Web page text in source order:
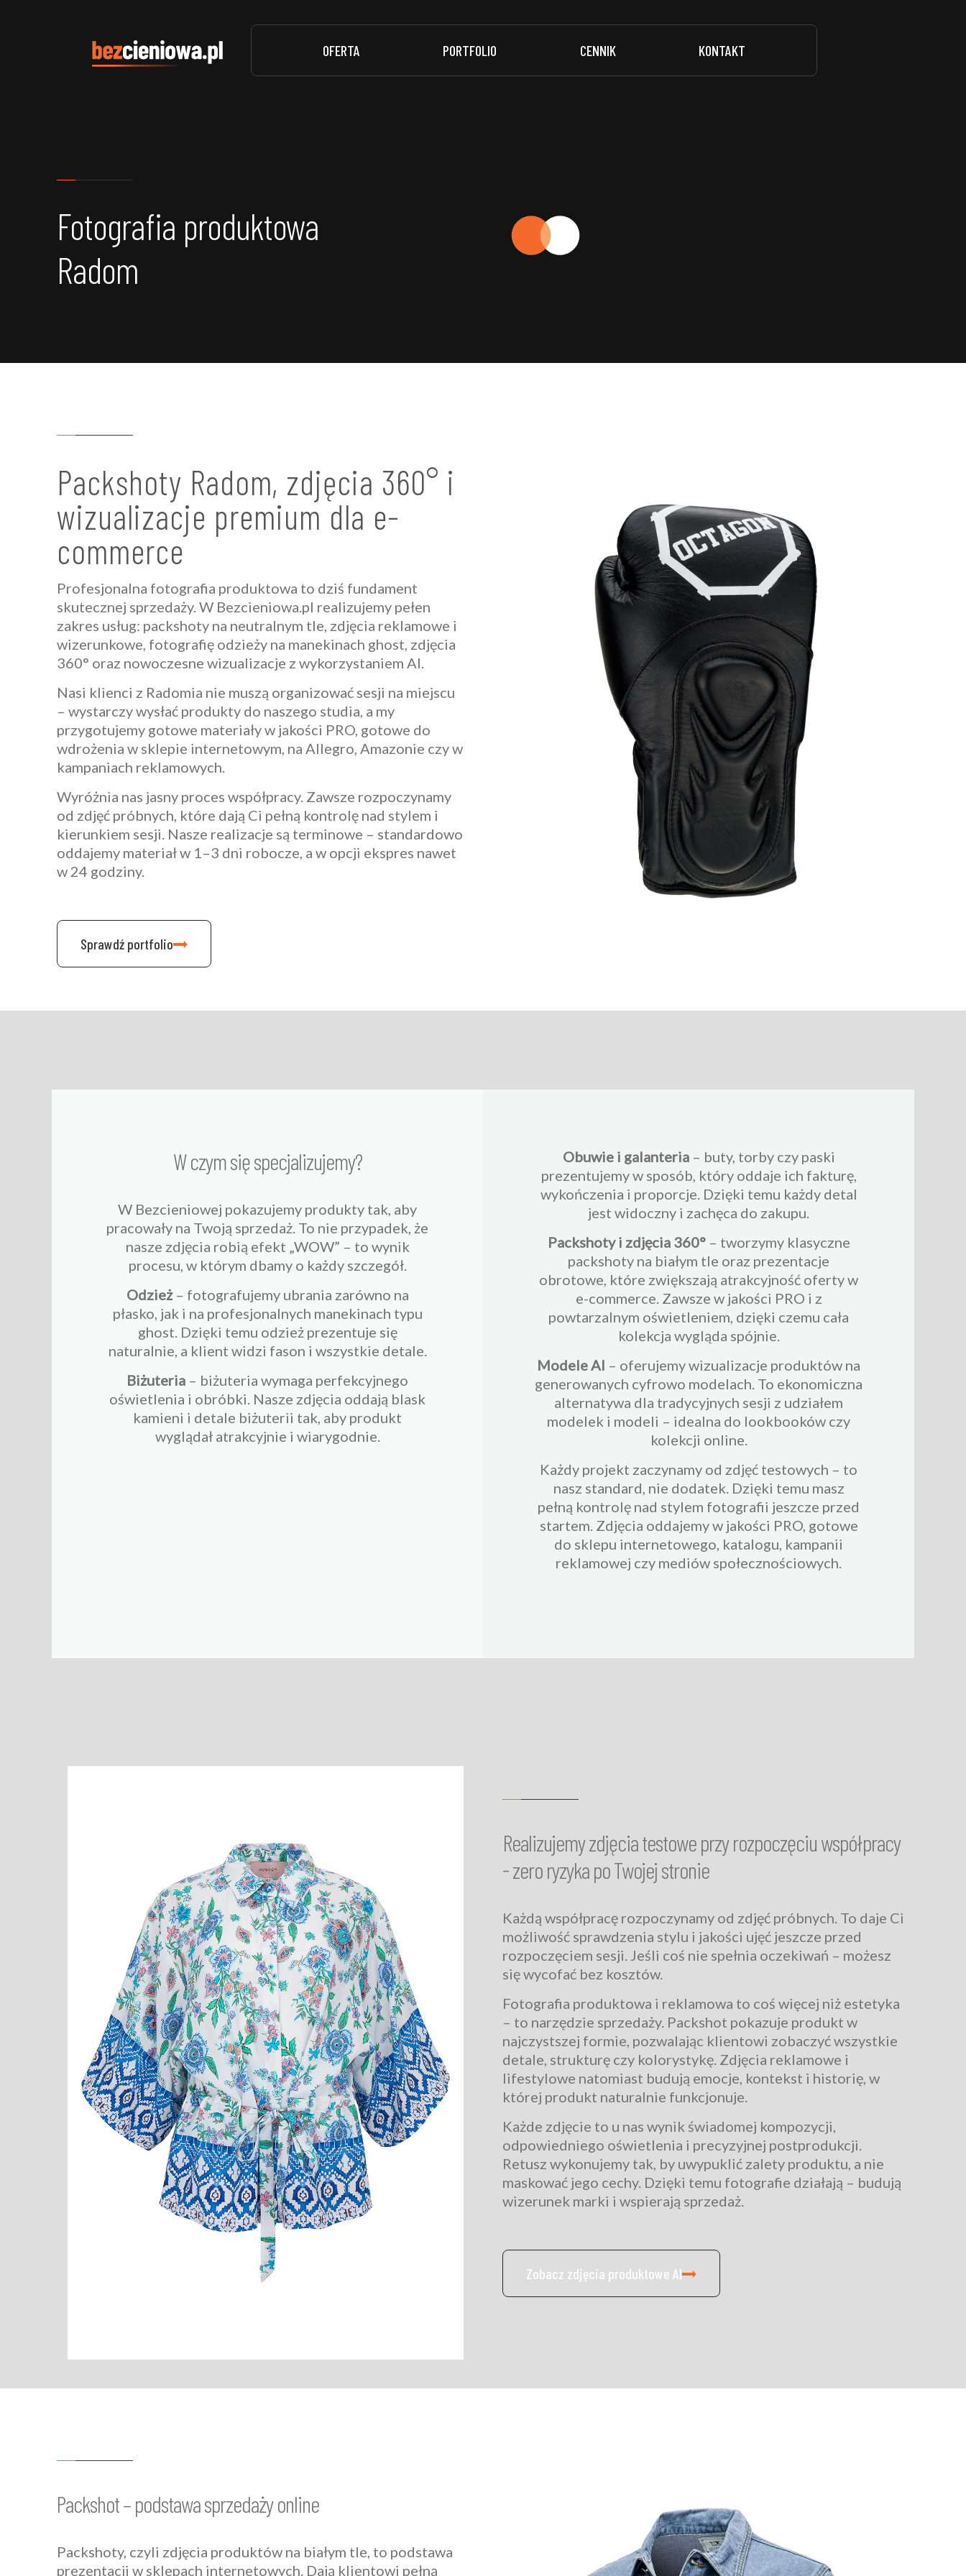
OFERTA PORTFOLIO CENNIK KONTAKT
Fotografia produktowa
Radom
Packshoty Radom, zdjęcia 360° i
wizualizacje premium dla e-
commerce
Profesjonalna fotografia produktowa to dziś fundament
skutecznej sprzedaży. W Bezcieniowa.pl realizujemy pełen
zakres usług: packshoty na neutralnym tle, zdjęcia reklamowe i
wizerunkowe, fotografię odzieży na manekinach ghost, zdjęcia
360° oraz nowoczesne wizualizacje z wykorzystaniem AI.
Nasi klienci z Radomia nie muszą organizować sesji na miejscu
– wystarczy wysłać produkty do naszego studia, a my
przygotujemy gotowe materiały w jakości PRO, gotowe do
wdrożenia w sklepie internetowym, na Allegro, Amazonie czy w
kampaniach reklamowych.
Wyróżnia nas jasny proces współpracy. Zawsze rozpoczynamy
od zdjęć próbnych, które dają Ci pełną kontrolę nad stylem i
kierunkiem sesji. Nasze realizacje są terminowe – standardowo
oddajemy materiał w 1–3 dni robocze, a w opcji ekspres nawet
w 24 godziny.
Sprawdź portfolio
W czym się specjalizujemy?
W Bezcieniowej pokazujemy produkty tak, aby
pracowały na Twoją sprzedaż. To nie przypadek, że
nasze zdjęcia robią efekt „WOW” – to wynik
procesu, w którym dbamy o każdy szczegół.
Odzież– fotografujemy ubrania zarówno na
płasko, jak i na profesjonalnych manekinach typu
ghost. Dzięki temu odzież prezentuje się
naturalnie, a klient widzi fason i wszystkie detale.
Biżuteria – biżuteria wymaga perfekcyjnego
oświetlenia i obróbki. Nasze zdjęcia oddają blask
kamieni i detale biżuterii tak, aby produkt
wyglądał atrakcyjnie i wiarygodnie.
Obuwie i galanteria– buty, torby czy paski
prezentujemy w sposób, który oddaje ich fakturę,
wykończenia i proporcje. Dzięki temu każdy detal
jest widoczny i zachęca do zakupu.
Packshoty i zdjęcia 360°– tworzymy klasyczne
packshoty na białym tle oraz prezentacje
obrotowe, które zwiększają atrakcyjność oferty w
e-commerce. Zawsze w jakości PRO i z
powtarzalnym oświetleniem, dzięki czemu cała
kolekcja wygląda spójnie.
Modele AI – oferujemy wizualizacje produktów na
generowanych cyfrowo modelach. To ekonomiczna
alternatywa dla tradycyjnych sesji z udziałem
modelek i modeli – idealna do lookbooków czy
kolekcji online.
Każdy projekt zaczynamy od zdjęć testowych – to
nasz standard, nie dodatek. Dzięki temu masz
pełną kontrolę nad stylem fotografii jeszcze przed
startem. Zdjęcia oddajemy w jakości PRO, gotowe
do sklepu internetowego, katalogu, kampanii
reklamowej czy mediów społecznościowych.
Realizujemy zdjęcia testowe przy rozpoczęciu współpracy
- zero ryzyka po Twojej stronie
Każdą współpracę rozpoczynamy od zdjęć próbnych. To daje Ci
możliwość sprawdzenia stylu i jakości ujęć jeszcze przed
rozpoczęciem sesji. Jeśli coś nie spełnia oczekiwań – możesz
się wycofać bez kosztów.
Fotografia produktowa i reklamowa to coś więcej niż estetyka
– to narzędzie sprzedaży. Packshot pokazuje produkt w
najczystszej formie, pozwalając klientowi zobaczyć wszystkie
detale, strukturę czy kolorystykę. Zdjęcia reklamowe i
lifestylowe natomiast budują emocje, kontekst i historię, w
której produkt naturalnie funkcjonuje.
Każde zdjęcie to u nas wynik świadomej kompozycji,
odpowiedniego oświetlenia i precyzyjnej postprodukcji.
Retusz wykonujemy tak, by uwypuklić zalety produktu, a nie
maskować jego cechy. Dzięki temu fotografie działają – budują
wizerunek marki i wspierają sprzedaż.
Zobacz zdjęcia produktowe AI
Packshot – podstawa sprzedaży online
Packshoty, czyli zdjęcia produktów na białym tle, to podstawa
prezentacji w sklepach internetowych. Dają klientowi pełną